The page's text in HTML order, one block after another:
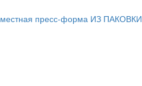
пресс-форма ИЗ ПАКОВКИ